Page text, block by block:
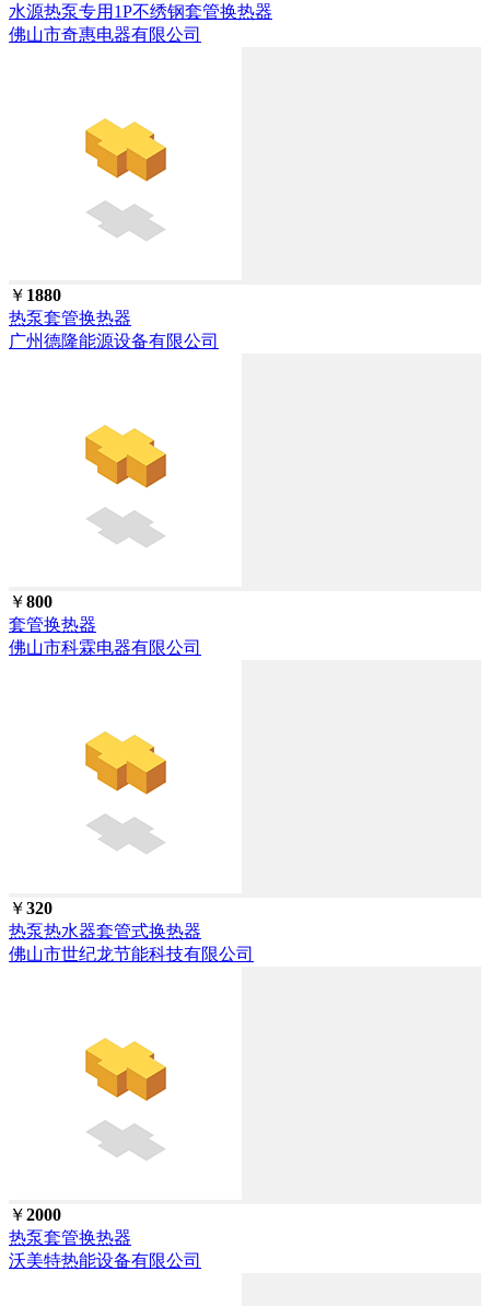
水源热泵专用1P不绣钢套管换热器
佛山市奇惠电器有限公司
￥ 1880
热泵套管换热器
广州德隆能源设备有限公司
￥800
套管换热器
佛山市科霖电器有限公司
￥320
热泵热水器套管式换热器
佛山市世纪龙节能科技有限公司
￥2000
热泵套管换热器
沃美特热能设备有限公司